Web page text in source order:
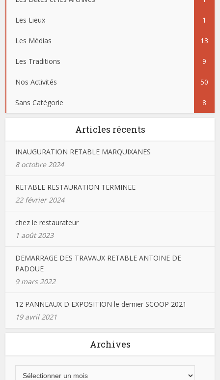
Les Lieux 1
Les Médias 13
Les Traditions 9
Nos Activités 50
Sans Catégorie 8
Articles récents
INAUGURATION RETABLE MARQUIXANES
8 octobre 2024
RETABLE RESTAURATION TERMINEE
22 février 2024
chez le restaurateur
1 août 2023
DEMARRAGE DES TRAVAUX RETABLE ANTOINE DE
PADOUE
9 mars 2022
12 PANNEAUX D EXPOSITION le dernier SCOOP 2021
19 avril 2021
Archives